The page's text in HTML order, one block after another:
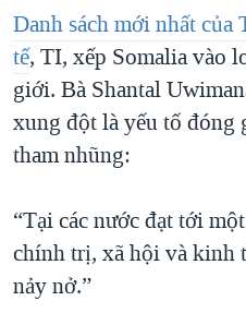
NGƯ DÂN VIỆT VÀ LÀN
BÊN KIA QUỐC LỘ: TIẾNG
QUAN HỆ VIỆT MỸ
Danh sách mới nhất
tế, TI, xếp Somalia vào
giới. Bà Shantal
xung đột là yếu tố đóng
tham nhũng:
“Tại các nước đạt tới
chính trị, xã hội và kinh
nảy nở.”